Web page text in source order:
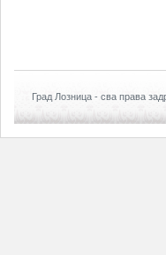
Град Лозница - сва права